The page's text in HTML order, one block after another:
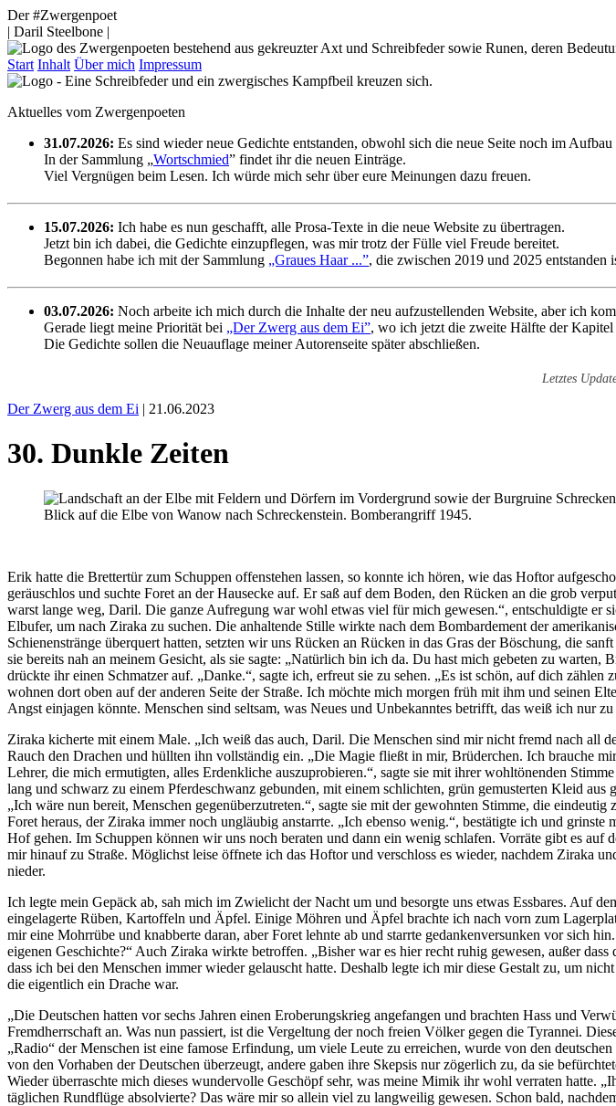
Der #Zwergenpoet
| Daril Steelbone |
Start Inhalt Über mich Impressum
Aktuelles vom Zwergenpoeten
31.07.2026: Es sind wieder neue Gedichte entstanden, obwohl sich die neue Seite noch im Aufbau
In der Sammlung „Wortschmied” findet ihr die neuen Einträge.
Viel Vergnügen beim Lesen. Ich würde mich sehr über eure Meinungen dazu freuen.
15.07.2026: Ich habe es nun geschafft, alle Prosa-Texte in die neue Website zu übertragen.
Jetzt bin ich dabei, die Gedichte einzupflegen, was mir trotz der Fülle viel Freude bereitet.
Begonnen habe ich mit der Sammlung „Graues Haar ...”, die zwischen 2019 und 2025 entstanden
03.07.2026: Noch arbeite ich mich durch die Inhalte der neu aufzustellenden Website, aber ich
Gerade liegt meine Priorität bei „Der Zwerg aus dem Ei”, wo ich jetzt die zweite Hälfte der
Die Gedichte sollen die Neuauflage meiner Autorenseite später abschließen.
Letztes
Der Zwerg aus dem Ei | 21.06.2023
30. Dunkle Zeiten
Blick auf die Elbe von Wanow nach Schreckenstein. Bomberangriff 1945.
Erik hatte die Brettertür zum Schuppen offenstehen lassen, so konnte ich hören, wie das Hoftor
geräuschlos und suchte Foret an der Hausecke auf. Er saß auf dem Boden, den Rücken an die grob
warst lange weg, Daril. Die ganze Aufregung war wohl etwas viel für mich gewesen.“, entschuldigte
Elbufer, um nach Ziraka zu suchen. Die anhaltende Stille wirkte nach dem Bombardement der
Schienenstränge überquert hatten, setzten wir uns Rücken an Rücken in das Gras der Böschung, die
sie bereits nah an meinem Gesicht, als sie sagte: „Natürlich bin ich da. Du hast mich gebeten zu
drückte ihr einen Schmatzer auf. „Danke.“, sagte ich, erfreut sie zu sehen. „Es ist schön, auf dich
wohnen dort oben auf der anderen Seite der Straße. Ich möchte mich morgen früh mit ihm und seinen
Angst einjagen könnte. Menschen sind seltsam, was Neues und Unbekanntes betrifft, das weiß ich nur zu
Ziraka kicherte mit einem Male. „Ich weiß das auch, Daril. Die Menschen sind mir nicht fremd nach all
Rauch den Drachen und hüllten ihn vollständig ein. „Die Magie fließt in mir, Brüderchen. Ich brauche
Lehrer, die mich ermutigten, alles Erdenkliche auszuprobieren.“, sagte sie mit ihrer wohltönenden
lang und schwarz zu einem Pferdeschwanz gebunden, mit einem schlichten, grün gemusterten Kleid
„Ich wäre nun bereit, Menschen gegenüberzutreten.“, sagte sie mit der gewohnten Stimme, die
Foret heraus, der Ziraka immer noch ungläubig anstarrte. „Ich ebenso wenig.“, bestätigte ich und
Hof gehen. Im Schuppen können wir uns noch beraten und dann ein wenig schlafen. Vorräte gibt es
mir hinauf zu Straße. Möglichst leise öffnete ich das Hoftor und verschloss es wieder, nachdem Ziraka
nieder.
Ich legte mein Gepäck ab, sah mich im Zwielicht der Nacht um und besorgte uns etwas Essbares. Auf
eingelagerte Rüben, Kartoffeln und Äpfel. Einige Möhren und Äpfel brachte ich nach vorn zum
mir eine Mohrrübe und knabberte daran, aber Foret lehnte ab und starrte gedankenversunken vor sich
eigenen Geschichte?“ Auch Ziraka wirkte betroffen. „Bisher war es hier recht ruhig gewesen, außer
dass ich bei den Menschen immer wieder gelauscht hatte. Deshalb legte ich mir diese Gestalt zu, um
die eigentlich ein Drache war.
„Die Deutschen hatten vor sechs Jahren einen Eroberungskrieg angefangen und brachten Hass und
Fremdherrschaft an. Was nun passiert, ist die Vergeltung der noch freien Völker gegen die Tyrannei.
„Radio“ der Menschen ist eine famose Erfindung, um viele Leute zu erreichen, wurde von den
von den Vorhaben der Deutschen überzeugt, andere gaben ihre Skepsis nur zögerlich zu, da sie
Wieder überraschte mich dieses wundervolle Geschöpf sehr, was meine Mimik ihr wohl verraten hatte.
täglichen Rundflüge absolvierte? Das wäre mir so allein viel zu langweilig gewesen. Schon bald,